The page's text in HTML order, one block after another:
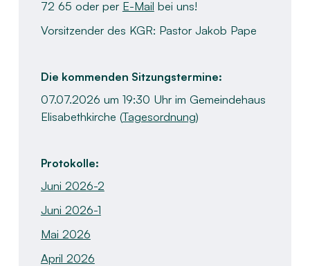
72 65 oder per E-Mail bei uns!​
​Vorsitzender des KGR:​ Pastor Jakob Pape
Die kommenden Sitzungstermine:
07.07.2026 um 19:30 Uhr im Gemeindehaus
Elisabethkirche (Tagesordnung)
Protokolle:
Juni 2026-2
Juni 2026-1
Mai 2026
April 2026